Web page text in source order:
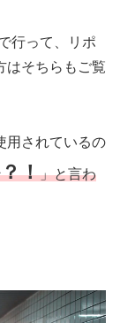
行って、リポ
はそちらもご覧
用されているの
！」と言わ